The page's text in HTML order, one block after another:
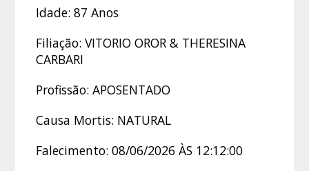
Idade: 87 Anos
Filiação: VITORIO OROR & THERESINA
CARBARI
Profissão: APOSENTADO
Causa Mortis: NATURAL
Falecimento: 08/06/2026 ÀS 12:12:00